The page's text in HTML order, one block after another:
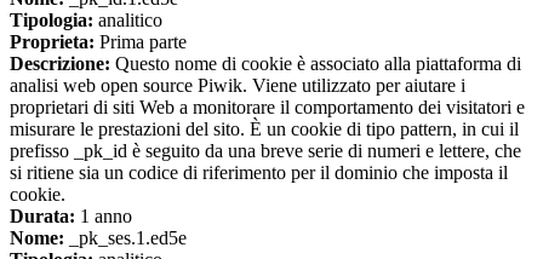
Tipologia: analitico
Proprieta: Prima parte
Descrizione: Questo nome di cookie è associato alla piattaforma di
analisi web open source Piwik. Viene utilizzato per aiutare i
proprietari di siti Web a monitorare il comportamento dei visitatori e
misurare le prestazioni del sito. È un cookie di tipo pattern, in cui il
prefisso _pk_id è seguito da una breve serie di numeri e lettere, che
si ritiene sia un codice di riferimento per il dominio che imposta il
cookie.
Durata: 1 anno
Nome: _pk_ses.1.ed5e